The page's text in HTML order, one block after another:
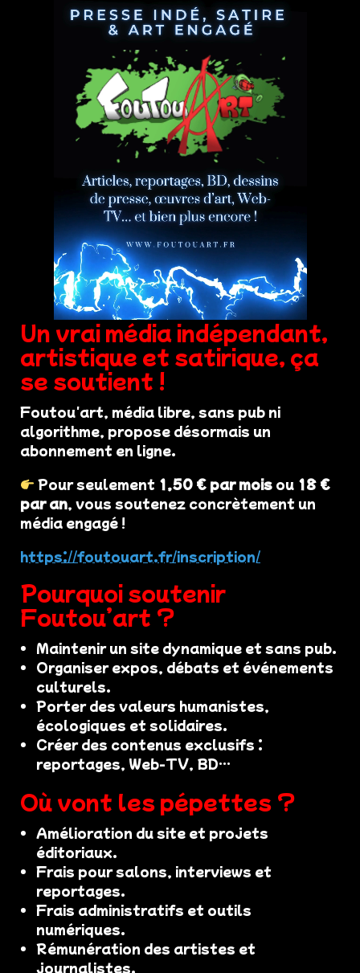
Un vrai média indépendant,
artistique et satirique, ça
se soutient !
Foutou'art, média libre, sans pub ni
algorithme, propose désormais un
abonnement en ligne.
Pour seulement 1,50 € par mois ou 18 €
par an, vous soutenez concrètement un
média engagé !
https://foutouart.fr/inscription/
Pourquoi soutenir
Foutou’art ?
Maintenir un site dynamique et sans pub.
Organiser expos, débats et événements
culturels.
Porter des valeurs humanistes,
écologiques et solidaires.
Créer des contenus exclusifs :
reportages, Web-TV, BD…
Où vont les pépettes ?
Amélioration du site et projets
éditoriaux.
Frais pour salons, interviews et
reportages.
Frais administratifs et outils
numériques.
Rémunération des artistes et
journalistes.